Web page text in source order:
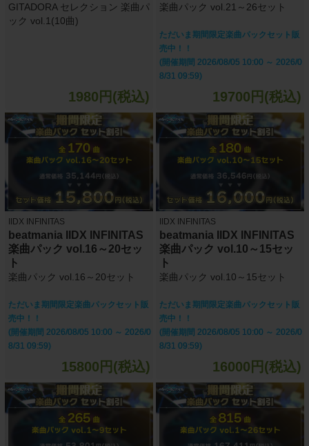
GITADORA セレクション 楽曲パ
ック vol.1(10曲)
1980円(税込)
楽曲パック vol.21～26セット
ただいま期間限定楽曲パックセット販
売中！！
(開催期間 2026/08/05 10:00 ～ 2026/0
8/31 09:59)
19700円(税込)
IIDX INFINITAS
beatmania IIDX INFINITAS
楽曲パック vol.16～20セッ
ト
楽曲パック vol.16～20セット
ただいま期間限定楽曲パックセット販
売中！！
(開催期間 2026/08/05 10:00 ～ 2026/0
8/31 09:59)
15800円(税込)
IIDX INFINITAS
beatmania IIDX INFINITAS
楽曲パック vol.10～15セッ
ト
楽曲パック vol.10～15セット
ただいま期間限定楽曲パックセット販
売中！！
(開催期間 2026/08/05 10:00 ～ 2026/0
8/31 09:59)
16000円(税込)